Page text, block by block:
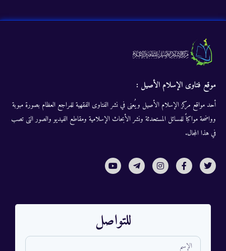
موقع فتاوى الإسلام الأصيل :
أحد مواقع مركز الإسلام الأصيل ويُعنى في نشر الفتاوى الفقهية للمراجع العظام بصورة مبوبة
وواضحة مواكباً للمسائل المستحدثة ونشر الأبحاث الإسلامية ومقاطع الفيديو والصور التى تصب
في هذا المجال.
للتواصل